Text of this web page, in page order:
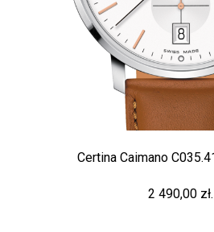
Certina Caimano
2 490,00 zł.